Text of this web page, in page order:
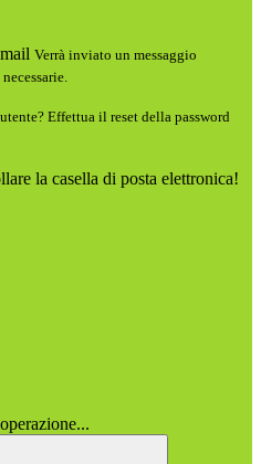
Verrà inviato un messaggio
Effettua il reset della password
la casella di posta elettronica!